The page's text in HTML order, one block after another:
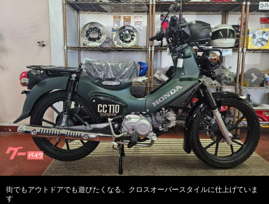
街でもアウトドアでも遊びたくなる、クロスオーバースタイルに仕上げていま
す